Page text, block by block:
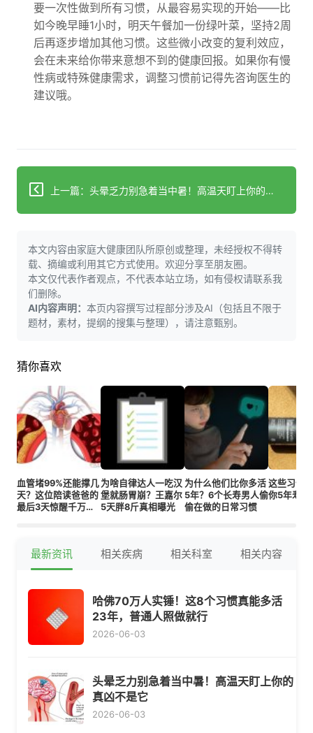
要一次性做到所有习惯，从最容易实现的开始——比
如今晚早睡1小时，明天午餐加一份绿叶菜，坚持2周
后再逐步增加其他习惯。这些微小改变的复利效应，
会在未来给你带来意想不到的健康回报。如果你有慢
性病或特殊健康需求，调整习惯前记得先咨询医生的
建议哦。
上一篇：头晕乏力别急着当中暑！高温天盯上你的真凶不是它
本文内容由家庭大健康团队所原创或整理，未经授权不得转
载、摘编或利用其它方式使用。欢迎分享至朋友圈。
本文仅代表作者观点，不代表本站立场，如有侵权请联系我
们删除。
AI内容声明： 本页内容撰写过程部分涉及AI（包括且不限于
题材，素材，提纲的搜集与整理），请注意甄别。
猜你喜欢
血管堵99%还能撑几
天？这位陪读爸爸的
最后3天惊醒千万家
为啥自律达人一吃汉
堡就肠胃崩？王嘉尔
5天胖8斤真相曝光
为什么他们比你多活
5年？6个长寿男人偷
偷在做的日常习惯
这些习惯
你5年寿命
最新资讯 相关疾病 相关科室 相关内容
哈佛70万人实锤！这8个习惯真能多活
23年，普通人照做就行
2026-06-03
头晕乏力别急着当中暑！高温天盯上你的
真凶不是它
2026-06-03